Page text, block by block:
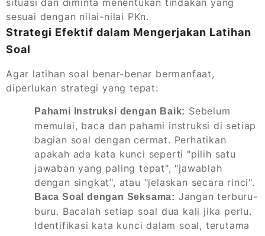
situasi dan diminta menentukan tindakan yang
sesuai dengan nilai-nilai PKn.
Strategi Efektif dalam Mengerjakan Latihan
Soal
Agar latihan soal benar-benar bermanfaat,
diperlukan strategi yang tepat:
Pahami Instruksi dengan Baik: Sebelum
memulai, baca dan pahami instruksi di setiap
bagian soal dengan cermat. Perhatikan
apakah ada kata kunci seperti "pilih satu
jawaban yang paling tepat", "jawablah
dengan singkat", atau "jelaskan secara rinci".
Baca Soal dengan Seksama: Jangan terburu-
buru. Bacalah setiap soal dua kali jika perlu.
Identifikasi kata kunci dalam soal, terutama